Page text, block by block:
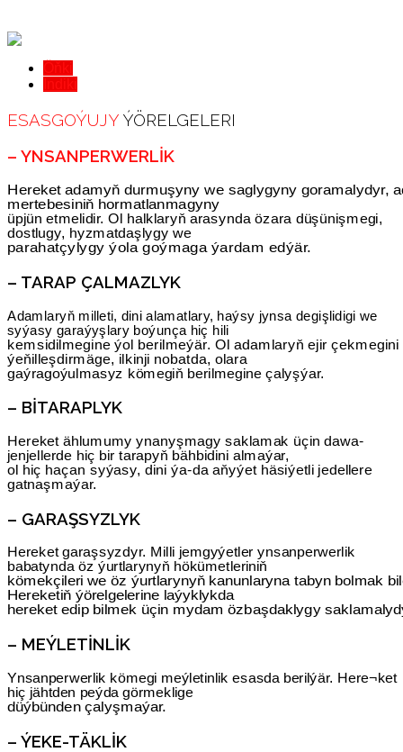
ESASGOÝUJY ÝÖRELGELERI
– YNSANPERWERLIK
Hereket adamyň durmuşyny we saglygyny goramalydyr,
mertebesiniň hormatlanmagyny
üpjün etmelidir. Ol halklaryň arasynda özara düşünişmegi,
dostlugy, hyzmatdaşlygy we
parahatçylygy ýola goýmaga ýardam edýär.
– TARAP ÇALMAZLYK
Adamlaryň milleti, dini alamatlary, haýsy jynsa degişlidigi we
syýasy garaýyşlary boýunça hiç hili
kemsidilmegine ýol berilmeýär. Ol adamlaryň ejir çekmegini
ýeňilleşdirmäge, ilkinji nobatda, olara
gaýragoýulmasyz kömegiň berilmegine çalyşýar.
– BITARAPLYK
Hereket ählumumy ynanyşmagy saklamak üçin dawa-
jenjellerde hiç bir tarapyň bähbidini almaýar,
ol hiç haçan syýasy, dini ýa-da aňyýet häsiýetli jedellere
gatnaşmaýar.
– GARAŞSYZLYK
Hereket garaşsyzdyr. Milli jemgyýetler ynsanperwerlik
babatynda öz ýurtlarynyň hökümetleriniň
kömekçileri we öz ýurtlarynyň kanunlaryna tabyn bolmak
Hereketiň ýörelgelerine laýyklykda
hereket edip bilmek üçin mydam özbaşdaklygy
– MEÝLETINLIK
Ynsanperwerlik kömegi meýletinlik esasda berilýär. Here¬ket
hiç jähtden peýda görmeklige
düýbünden çalyşmaýar.
– ÝEKE-TÄKLIK